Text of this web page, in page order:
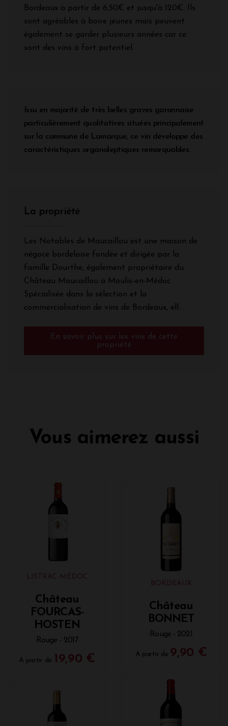
Bordeaux à partir de 6,50€ et jusqu'à 120€. Ils
sont agréables à boire jeunes mais peuvent
également se garder plusieurs années car ce
sont des vins à fort potentiel.
Issu en majorité de très belles graves garonnaise
particulièrement qualitatives situées principalement
sur la commune de Lamarque, ce vin développe des
caractéristiques organoleptiques remarquables.
La propriété
Les Notables de Maucaillou est une maison de
négoce bordelaise fondée et dirigée par la
famille Dourthe, également propriétaire du
Château Maucaillou à Moulis-en-Médoc.
Spécialisée dans la sélection et la
commercialisation de vins de Bordeaux, ell...
En savoir plus sur les vins de cette
propriété
Vous aimerez aussi
LISTRAC-MÉDOC
Château
FOURCAS-
HOSTEN
Rouge - 2017
A partir de 19,90 €
BORDEAUX
Château
BONNET
Rouge - 2021
A partir de 9,90 €